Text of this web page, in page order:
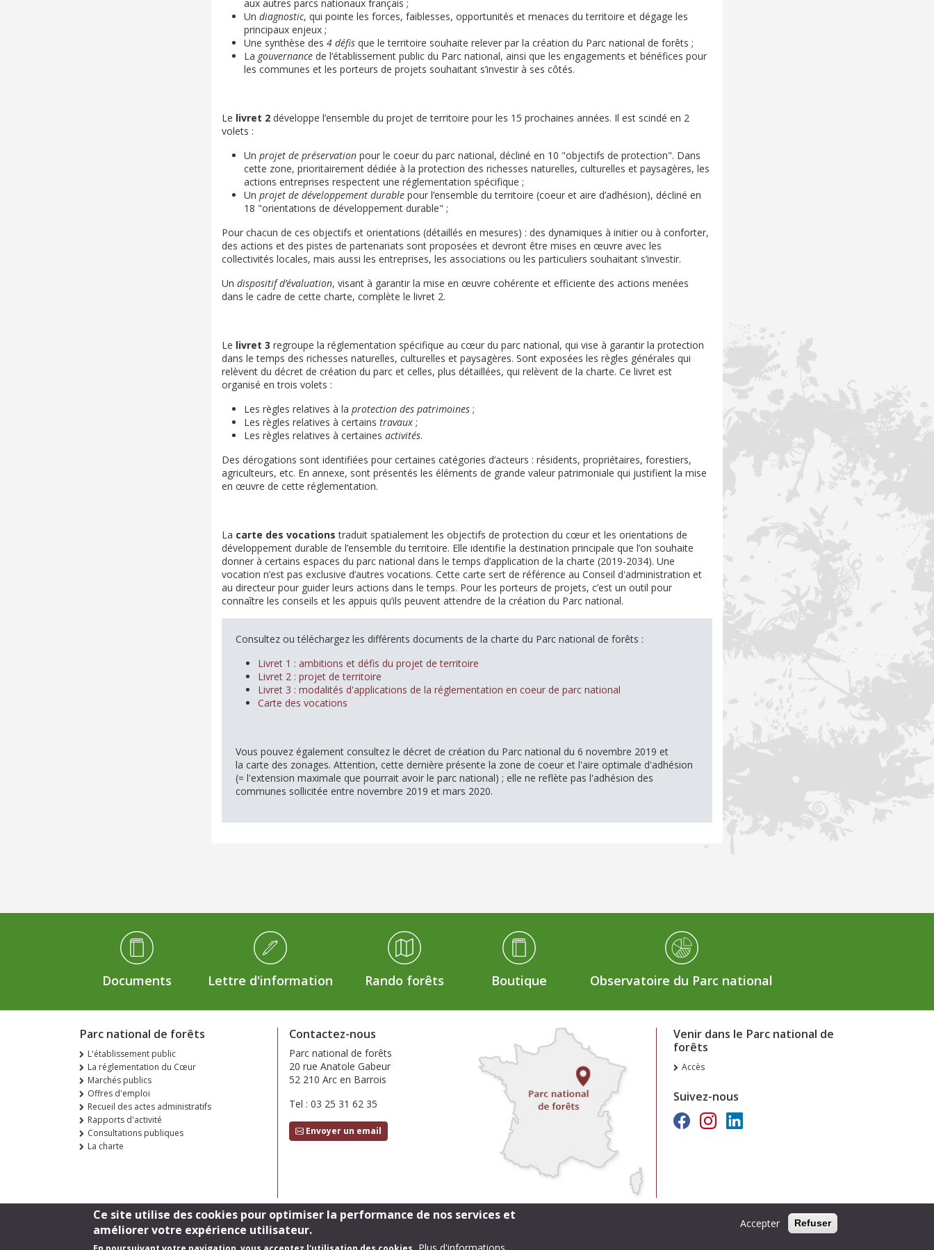
aux autres parcs nationaux français ;
Un diagnostic, qui pointe les forces, faiblesses, opportunités et menaces du territoire et dégage les
principaux enjeux ;
Une synthèse des 4 défis que le territoire souhaite relever par la création du Parc national de forêts ;
La gouvernance de l’établissement public du Parc national, ainsi que les engagements et bénéfices pour
les communes et les porteurs de projets souhaitant s’investir à ses côtés.
Le livret 2 développe l’ensemble du projet de territoire pour les 15 prochaines années. Il est scindé en 2
volets :
Un projet de préservation pour le coeur du parc national, décliné en 10 "objectifs de protection". Dans
cette zone, prioritairement dédiée à la protection des richesses naturelles, culturelles et paysagères, les
actions entreprises respectent une réglementation spécifique ;
Un projet de développement durable pour l’ensemble du territoire (coeur et aire d’adhésion), décliné en
18 "orientations de développement durable" ;
Pour chacun de ces objectifs et orientations (détaillés en mesures) : des dynamiques à initier ou à conforter,
des actions et des pistes de partenariats sont proposées et devront être mises en œuvre avec les
collectivités locales, mais aussi les entreprises, les associations ou les particuliers souhaitant s’investir.
Un dispositif d’évaluation, visant à garantir la mise en œuvre cohérente et efficiente des actions menées
dans le cadre de cette charte, complète le livret 2.
Le livret 3 regroupe la réglementation spécifique au cœur du parc national, qui vise à garantir la protection
dans le temps des richesses naturelles, culturelles et paysagères. Sont exposées les règles générales qui
relèvent du décret de création du parc et celles, plus détaillées, qui relèvent de la charte. Ce livret est
organisé en trois volets :
Les règles relatives à la protection des patrimoines ;
Les règles relatives à certains travaux ;
Les règles relatives à certaines activités.
Des dérogations sont identifiées pour certaines catégories d’acteurs : résidents, propriétaires, forestiers,
agriculteurs, etc. En annexe, sont présentés les éléments de grande valeur patrimoniale qui justifient la mise
en œuvre de cette réglementation.
La carte des vocationstraduit spatialement les objectifs de protection du cœur et les orientations de
développement durable de l’ensemble du territoire. Elle identifie la destination principale que l’on souhaite
donner à certains espaces du parc national dans le temps d’application de la charte (2019-2034). Une
vocation n’est pas exclusive d’autres vocations. Cette carte sert de référence au Conseil d'administration et
au directeur pour guider leurs actions dans le temps. Pour les porteurs de projets, c’est un outil pour
connaître les conseils et les appuis qu’ils peuvent attendre de la création du Parc national.
Consultez ou téléchargez les différents documents de la charte du Parc national de forêts :
Livret 1 : ambitions et défis du projet de territoire
Livret 2 : projet de territoire
Livret 3 : modalités d'applications de la réglementation en coeur de parc national
Carte des vocations
Vous pouvez également consultez le décret de création du Parc national du 6 novembre 2019 et
la carte des zonages. Attention, cette dernière présente la zone de coeur et l'aire optimale d'adhésion
(= l'extension maximale que pourrait avoir le parc national) ; elle ne reflète pas l'adhésion des
communes sollicitée entre novembre 2019 et mars 2020.
Médiathèque Footer
Documents Lettre d'information Rando forêts Boutique Observatoire du Parc national
Parc national de forêts
L'établissement public
La réglementation du Cœur
Marchés publics
Offres d'emploi
Recueil des actes administratifs
Rapports d'activité
Consultations publiques
La charte
Contactez-nous
Parc national de forêts
20 rue Anatole Gabeur
52 210 Arc en Barrois
Tel : 03 25 31 62 35
Envoyer un email
Venir dans le Parc national de
forêts
Accès
Suivez-nous
Footer
Cartothèque Mentions légales
Ce site utilise des cookies pour optimiser la performance de nos services et
améliorer votre expérience utilisateur.
Accepter Refuser